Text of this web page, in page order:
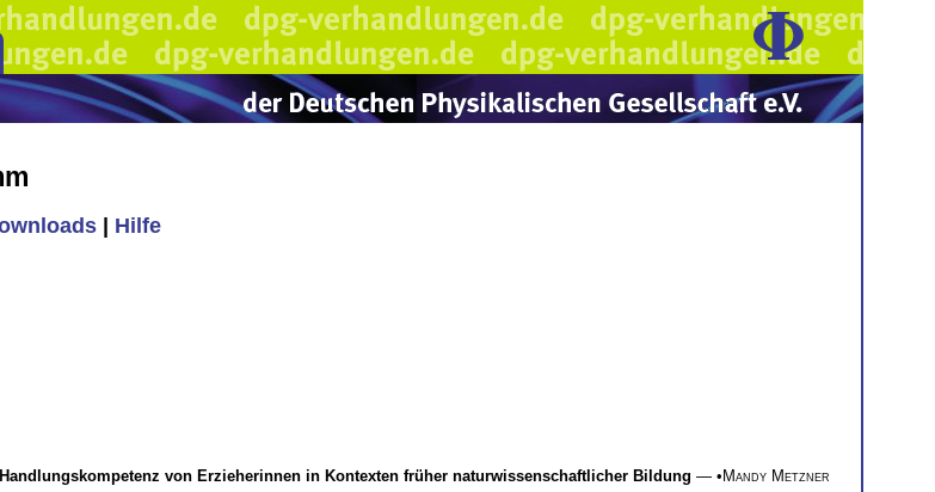
Hilfe
von Erzieherinnen in Kontexten früher naturwissenschaftlicher Bildung — •Mandy Metzner